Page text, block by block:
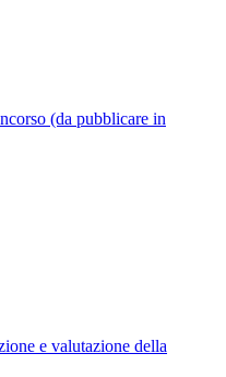
(da pubblicare in
e valutazione della